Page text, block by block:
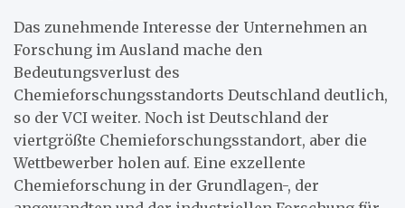
Das zunehmende Interesse der Unternehmen an
Forschung im Ausland mache den
Bedeutungsverlust des
Chemieforschungsstandorts Deutschland deutlich,
so der VCI weiter. Noch ist Deutschland der
viertgrößte Chemieforschungsstandort, aber die
Wettbewerber holen auf. Eine exzellente
Chemieforschung in der Grundlagen-, der